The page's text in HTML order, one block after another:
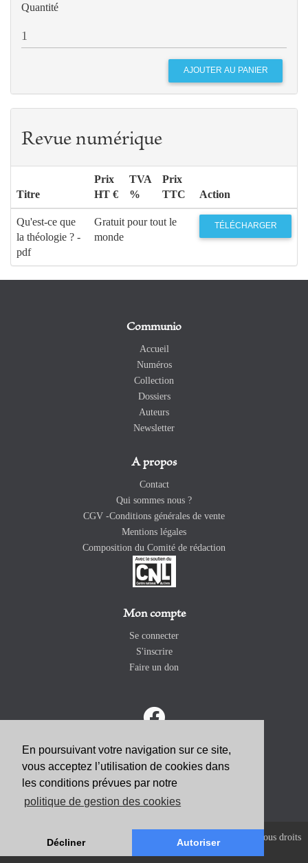
En poursuivant votre navigation sur ce site,
vous acceptez l’utilisation de cookies dans
les conditions prévues par notre
politique de gestion des cookies
Décliner Autoriser
Quantité
Revue numérique
Titre
Prix
HT €
TVA
%
Prix
TTC
Action
Qu'est-ce que
la théologie ? -
pdf
Gratuit pour tout le
monde
TÉLÉCHARGER
Communio
Accueil
Numéros
Collection
Dossiers
Auteurs
Newsletter
A propos
Contact
Qui sommes nous ?
CGV -Conditions générales de vente
Mentions légales
Composition du Comité de rédaction
Mon compte
Se connecter
S'inscrire
Faire un don
ABONNEZ-VOUS
Copyright 2026 Revue Catholique Internationale COMMUNIO. Tous droits